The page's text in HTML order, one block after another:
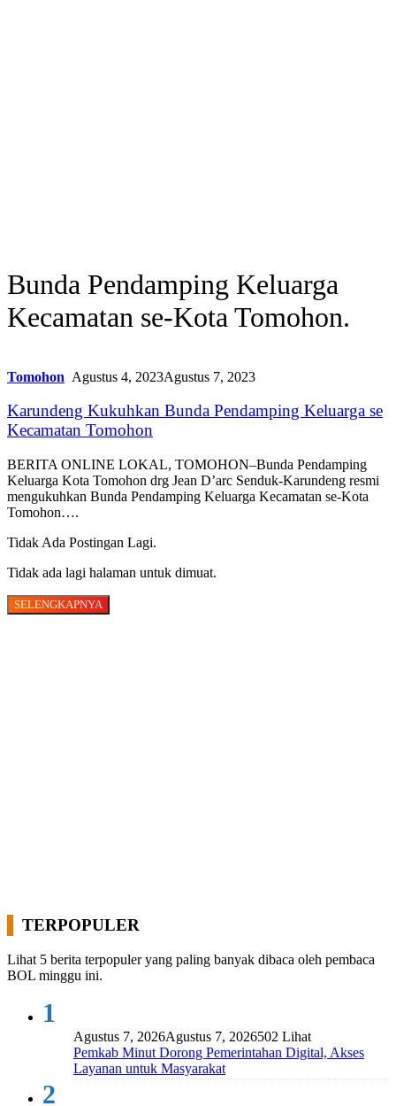
Bunda Pendamping Keluarga
Kecamatan se-Kota Tomohon.
Tomohon Agustus 4, 2023Agustus 7, 2023
Karundeng Kukuhkan Bunda Pendamping Keluarga se
Kecamatan Tomohon
BERITA ONLINE LOKAL, TOMOHON–Bunda Pendamping
Keluarga Kota Tomohon drg Jean D’arc Senduk-Karundeng resmi
mengukuhkan Bunda Pendamping Keluarga Kecamatan se-Kota
Tomohon….
Tidak Ada Postingan Lagi.
Tidak ada lagi halaman untuk dimuat.
SELENGKAPNYA
TERPOPULER
Lihat 5 berita terpopuler yang paling banyak dibaca oleh pembaca
BOL minggu ini.
1
Agustus 7, 2026Agustus 7, 2026502 Lihat
Pemkab Minut Dorong Pemerintahan Digital, Akses
Layanan untuk Masyarakat
2